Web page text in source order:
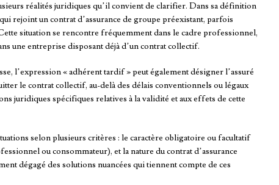
réalités juridiques qu’il convient de clarifier. Dans sa définition
rejoint un contrat d’assurance de groupe préexistant, parfois
situation se rencontre fréquemment dans le cadre professionnel,
une entreprise disposant déjà d’un contrat collectif.
l’expression « adhérent tardif » peut également désigner l’assuré
le contrat collectif, au-delà des délais conventionnels ou légaux
juridiques spécifiques relatives à la validité et aux effets de cette
selon plusieurs critères : le caractère obligatoire ou facultatif
ou consommateur), et la nature du contrat d’assurance
dégagé des solutions nuancées qui tiennent compte de ces